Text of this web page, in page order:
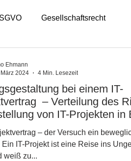
Gesellschaftsrecht
bei einem IT-
– Verteilung des
von IT-Projekten in
Ein IT-Projekt ist eine Reise ins
weiß zu...
Ehmann
2024
4 Min. Lesezeit